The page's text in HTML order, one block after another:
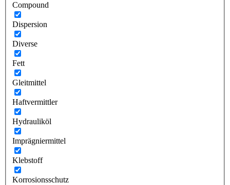
Compound
Dispersion
Diverse
Fett
Gleitmittel
Haftvermittler
Hydrauliköl
Imprägniermittel
Klebstoff
Korrosionsschutz